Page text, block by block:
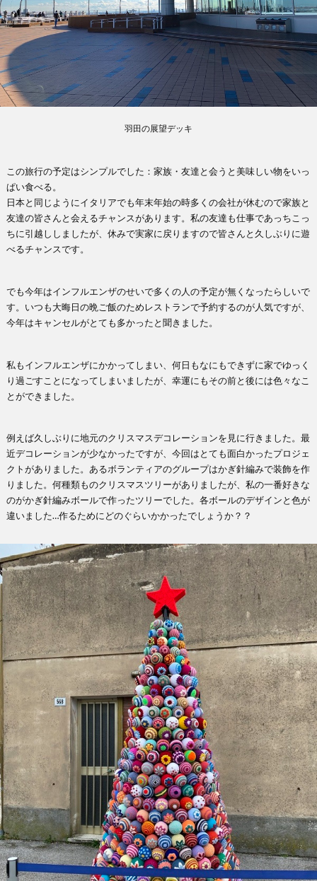
羽田の展望デッキ
この旅行の予定はシンプルでした：家族・友達と会うと美味しい物をいっ
ぱい食べる。
日本と同じようにイタリアでも年末年始の時多くの会社が休むので家族と
友達の皆さんと会えるチャンスがあります。私の友達も仕事であっちこっ
ちに引越ししましたが、休みで実家に戻りますので皆さんと久しぶりに遊
べるチャンスです。
でも今年はインフルエンザのせいで多くの人の予定が無くなったらしいで
す。いつも大晦日の晩ご飯のためレストランで予約するのが人気ですが、
今年はキャンセルがとても多かったと聞きました。
私もインフルエンザにかかってしまい、何日もなにもできずに家でゆっく
り過ごすことになってしまいましたが、幸運にもその前と後には色々なこ
とができました。
例えば久しぶりに地元のクリスマスデコレーションを見に行きました。最
近デコレーションが少なかったですが、今回はとても面白かったプロジェ
クトがありました。あるボランティアのグループはかぎ針編みで装飾を作
りました。何種類ものクリスマスツリーがありましたが、私の一番好きな
のがかぎ針編みボールで作ったツリーでした。各ボールのデザインと色が
違いました…作るためにどのぐらいかかったでしょうか？？